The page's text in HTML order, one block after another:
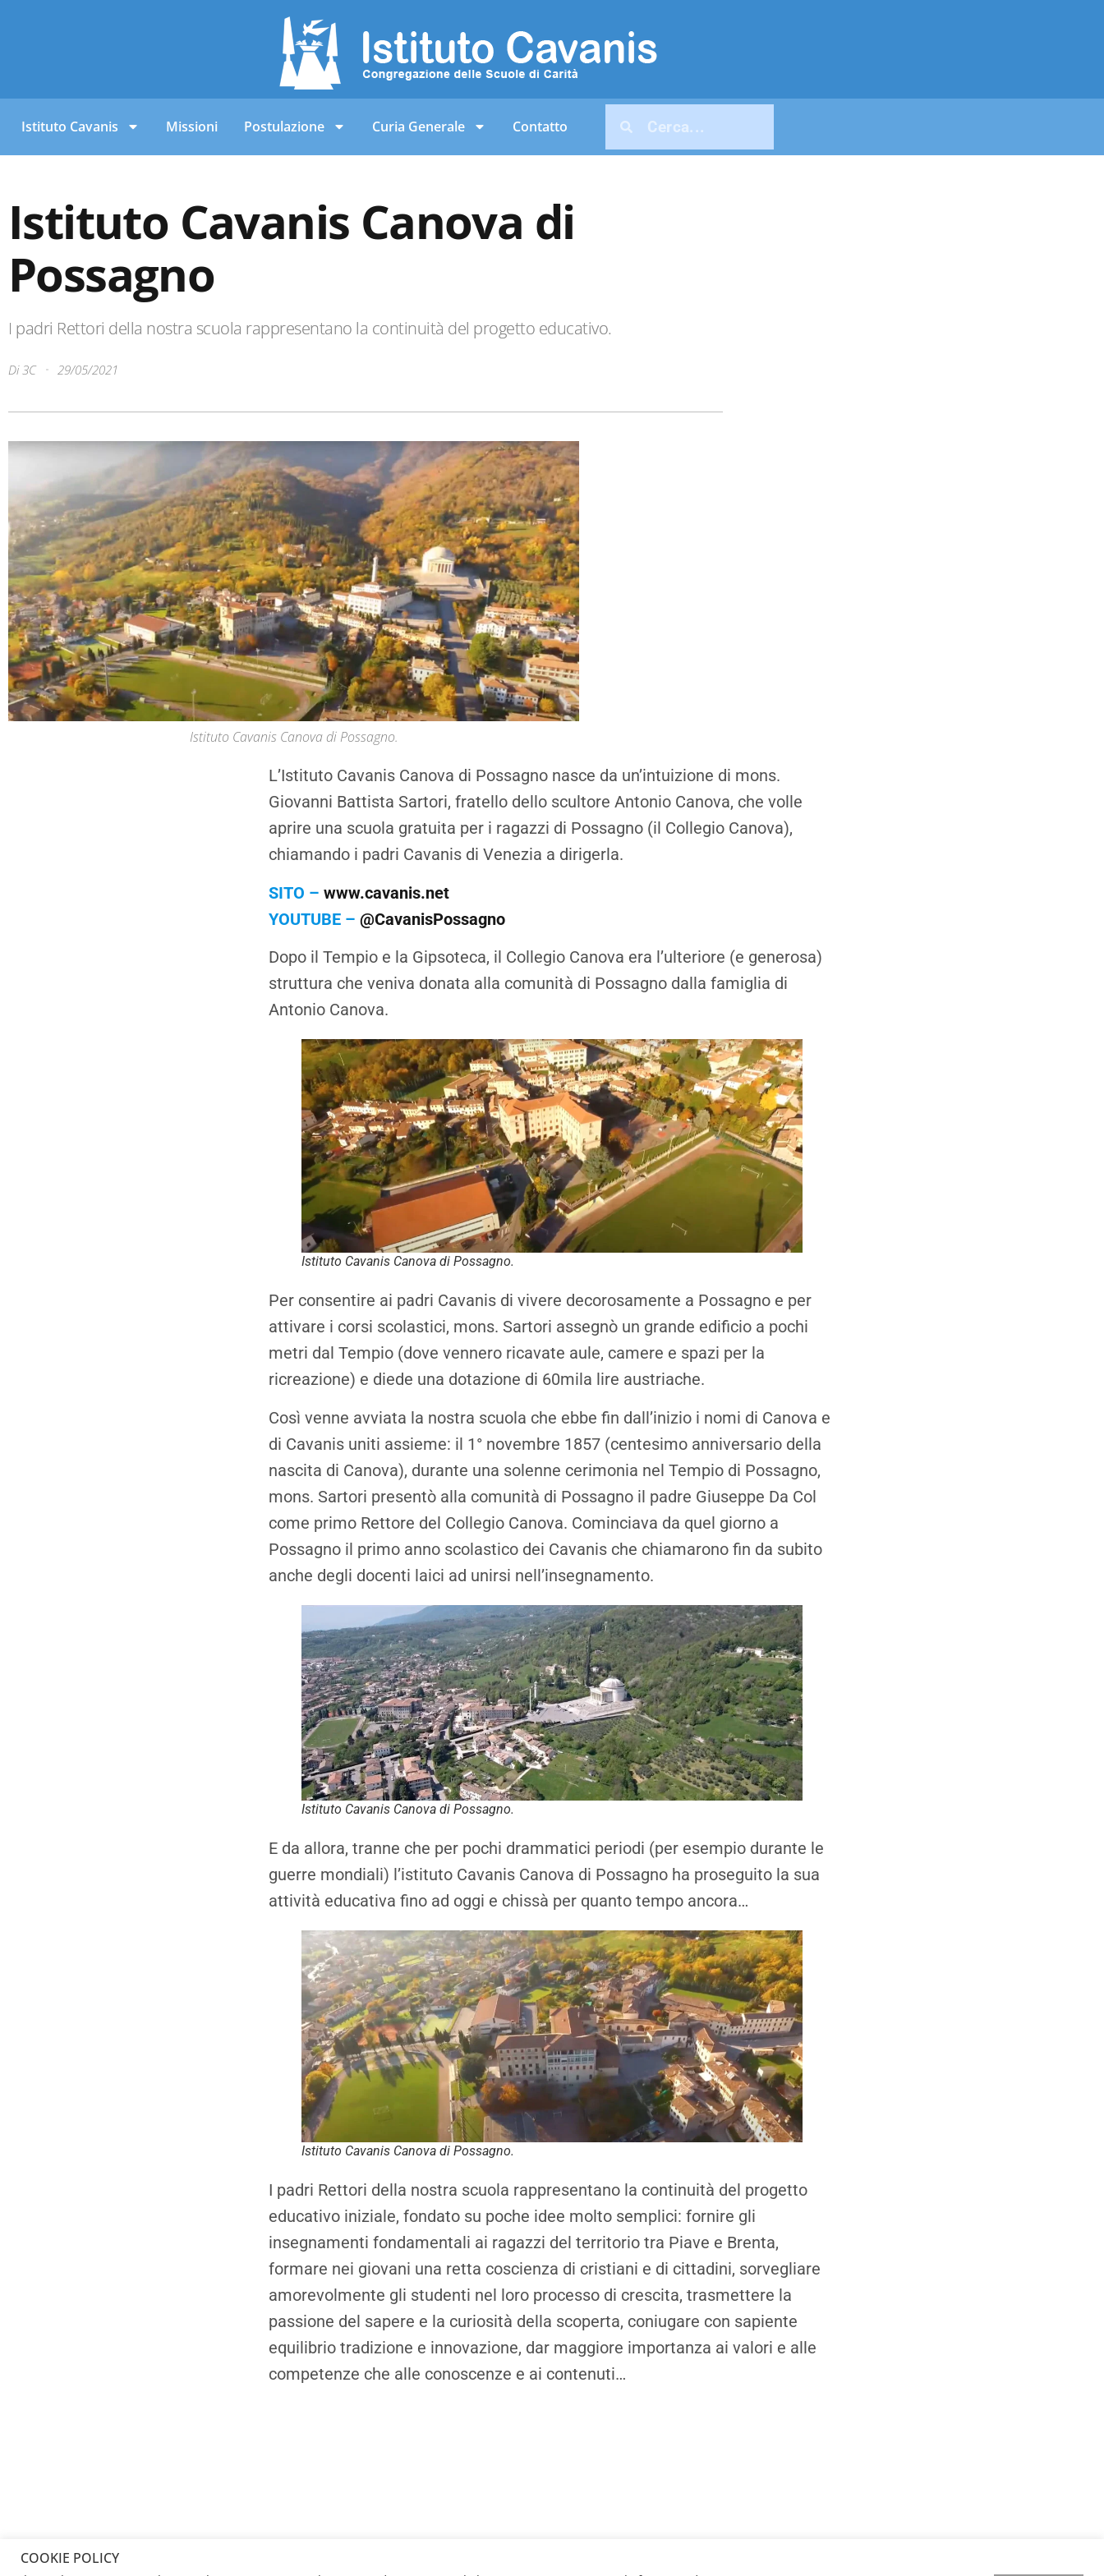
Istituto Cavanis Missioni Postulazione Curia Generale Contatto
Istituto Cavanis Canova di
Possagno
I padri Rettori della nostra scuola rappresentano la continuità del progetto educativo.
Di3C 29/05/2021
Istituto Cavanis Canova di Possagno.
L’Istituto Cavanis Canova di Possagno nasce da un’intuizione di mons.
Giovanni Battista Sartori, fratello dello scultore Antonio Canova, che volle
aprire una scuola gratuita per i ragazzi di Possagno (il Collegio Canova),
chiamando i padri Cavanis di Venezia a dirigerla.
SITO – www.cavanis.net
YOUTUBE – @CavanisPossagno
Dopo il Tempio e la Gipsoteca, il Collegio Canova era l’ulteriore (e generosa)
struttura che veniva donata alla comunità di Possagno dalla famiglia di
Antonio Canova.
Istituto Cavanis Canova di Possagno.
Per consentire ai padri Cavanis di vivere decorosamente a Possagno e per
attivare i corsi scolastici, mons. Sartori assegnò un grande edificio a pochi
metri dal Tempio (dove vennero ricavate aule, camere e spazi per la
ricreazione) e diede una dotazione di 60mila lire austriache.
Così venne avviata la nostra scuola che ebbe fin dall’inizio i nomi di Canova e
di Cavanis uniti assieme: il 1° novembre 1857 (centesimo anniversario della
nascita di Canova), durante una solenne cerimonia nel Tempio di Possagno,
mons. Sartori presentò alla comunità di Possagno il padre Giuseppe Da Col
come primo Rettore del Collegio Canova. Cominciava da quel giorno a
Possagno il primo anno scolastico dei Cavanis che chiamarono fin da subito
anche degli docenti laici ad unirsi nell’insegnamento.
Istituto Cavanis Canova di Possagno.
E da allora, tranne che per pochi drammatici periodi (per esempio durante le
guerre mondiali) l’istituto Cavanis Canova di Possagno ha proseguito la sua
attività educativa fino ad oggi e chissà per quanto tempo ancora…
Istituto Cavanis Canova di Possagno.
I padri Rettori della nostra scuola rappresentano la continuità del progetto
educativo iniziale, fondato su poche idee molto semplici: fornire gli
insegnamenti fondamentali ai ragazzi del territorio tra Piave e Brenta,
formare nei giovani una retta coscienza di cristiani e di cittadini, sorvegliare
amorevolmente gli studenti nel loro processo di crescita, trasmettere la
passione del sapere e la curiosità della scoperta, coniugare con sapiente
equilibrio tradizione e innovazione, dar maggiore importanza ai valori e alle
competenze che alle conoscenze e ai contenuti…
COOKIE POLICY